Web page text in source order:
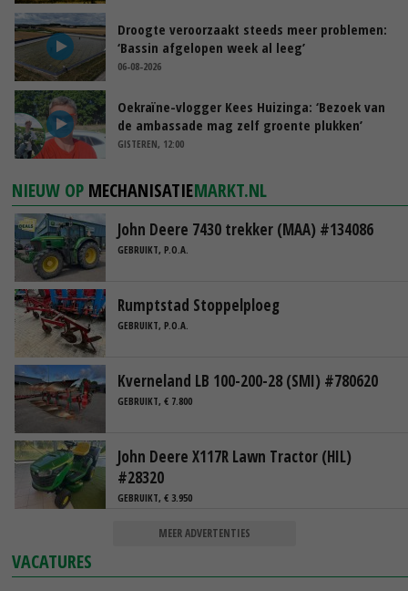
Droogte veroorzaakt steeds meer problemen:
‘Bassin afgelopen week al leeg’
06-08-2026
Oekraïne-vlogger Kees Huizinga: ‘Bezoek van
de ambassade mag zelf groente plukken’
GISTEREN, 12:00
NIEUW OP MECHANISATIEMARKT.NL
John Deere 7430 trekker (MAA) #134086
GEBRUIKT, P.O.A.
Rumptstad Stoppelploeg
GEBRUIKT, P.O.A.
Kverneland LB 100-200-28 (SMI) #780620
GEBRUIKT, € 7.800
John Deere X117R Lawn Tractor (HIL)
#28320
GEBRUIKT, € 3.950
MEER ADVERTENTIES
VACATURES